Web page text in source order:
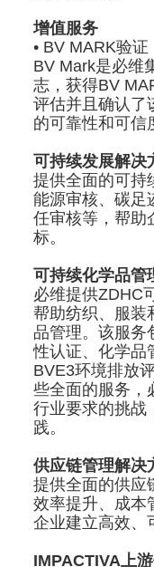
增值服务
• BV MARK验证
BV Mark是必维
志，获得BV
评估并且确认了
的可靠性和可信
可持续发展解决
提供全面的可持
能源审核、碳足
任审核等，帮助
标。
可持续化学品管
必维提供ZDHC
帮助纺织、服装
品管理。该服务
性认证、化学品
BVE3环境排放
些全面的服务，
行业要求的挑战
践。
供应链管理解决
提供全面的供应
效率提升、成本
企业建立高效、
IMPACTIVA上